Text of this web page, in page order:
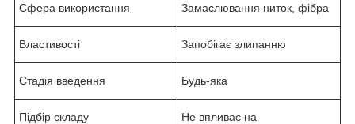
Сфера використання Замаслювання ниток, фібра
Властивості Запобігає злипанню
Стадія введення Будь-яка
Підбір складу
Не впливає на